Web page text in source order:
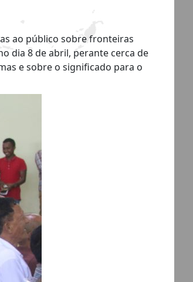
ao público sobre fronteiras
dia 8 de abril, perante cerca de
e sobre o significado para o